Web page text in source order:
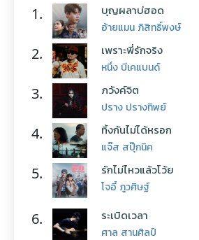
1. บุญผลาบ่ฮอด
อ้ายแมน ภิสิทธิ์พงษ์
2. เพราะพี่รักจริง
หนึ่ง บีเคแบนด์
3. ภวังค์จิต
ปราง ปรางทิพย์
4. ทิ้งกันไม่ได้หรอก
แจ๊ส สปุ๊กนิค
5. รักไม่ไหวแล้วโว้ย
โจอี้ ภูวศิษฐ์
6. ระเบิดเวลา
ศาล สานศิลป์